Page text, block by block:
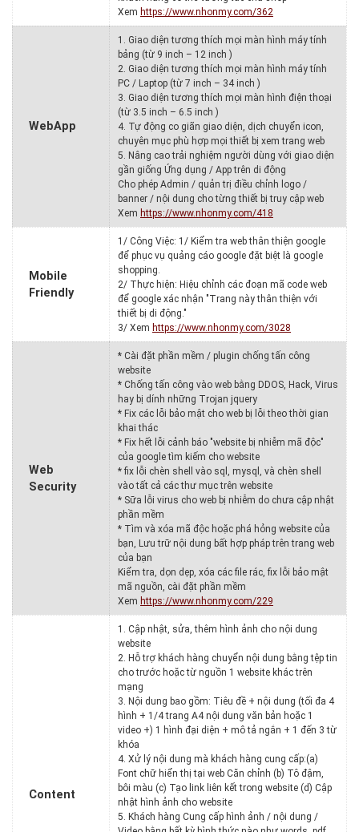
Xem https://www.nhonmy.com/362
WebApp
1. Giao diện tương thích mọi màn hình máy tính
bảng (từ 9 inch – 12 inch )
2. Giao diện tương thích mọi màn hình máy tính
PC / Laptop (từ 7 inch – 34 inch )
3. Giao diện tương thích mọi màn hình điện thoại
(từ 3.5 inch – 6.5 inch )
4. Tự động co giãn giao diện, dịch chuyển icon,
chuyên mục phù hợp mọi thiết bị xem trang web
5. Nâng cao trải nghiệm người dùng với giao diện
gần giống Ứng dụng / App trên di động
Cho phép Admin / quản trị điều chỉnh logo /
banner / nội dung cho từng thiết bị truy cập web
Xem https://www.nhonmy.com/418
Mobile
Friendly
1/ Công Việc: 1/ Kiểm tra web thân thiện google
để phục vụ quảng cáo google đặt biệt là google
shopping.
2/ Thực hiện: Hiệu chỉnh các đoạn mã code web
để google xác nhận "Trang này thân thiện với
thiết bị di động."
3/ Xem https://www.nhonmy.com/3028
Web
Security
* Cài đặt phần mềm / plugin chống tấn công
website
* Chống tấn công vào web bằng DDOS, Hack, Virus
hay bị dính những Trojan jquery
* Fix các lỗi bảo mật cho web bị lỗi theo thời gian
khai thác
* Fix hết lỗi cảnh báo "website bị nhiễm mã độc"
của google tìm kiếm cho website
* fix lỗi chèn shell vào sql, mysql, và chèn shell
vào tất cả các thư mục trên website
* Sữa lỗi virus cho web bị nhiễm do chưa cập nhật
phần mềm
* Tìm và xóa mã độc hoặc phá hỏng website của
bạn, Lưu trữ nội dung bất hợp pháp trên trang web
của bạn
Kiểm tra, dọn dẹp, xóa các file rác, fix lỗi bảo mật
mã nguồn, cài đặt phần mềm
Xem https://www.nhonmy.com/229
Content
1. Cập nhật, sửa, thêm hình ảnh cho nội dung
website
2. Hỗ trợ khách hàng chuyển nội dung bằng tệp tin
cho trước hoặc từ nguồn 1 website khác trên
mạng
3. Nội dung bao gồm: Tiêu đề + nội dung (tối đa 4
hình + 1/4 trang A4 nội dung văn bản hoặc 1
video +) 1 hình đại diện + mô tả ngắn + 1 đến 3 từ
khóa
4. Xử lý nội dung mà khách hàng cung cấp:(a)
Font chữ hiển thị tại web Căn chỉnh (b) Tô đậm,
bôi màu (c) Tạo link liên kết trong website (d) Cập
nhật hình ảnh cho website
5. Khách hàng Cung cấp hình ảnh / nội dung /